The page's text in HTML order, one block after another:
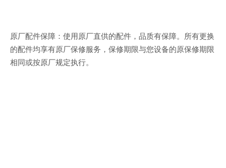
原厂配件保障：使用原厂直供的配件，品质有保障。所有更换
的配件均享有原厂保修服务，保修期限与您设备的原保修期限
相同或按原厂规定执行。